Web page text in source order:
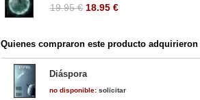
19.95 € 18.95 €
Quienes compraron este producto adquirieron
Diáspora
no disponible: solicitar